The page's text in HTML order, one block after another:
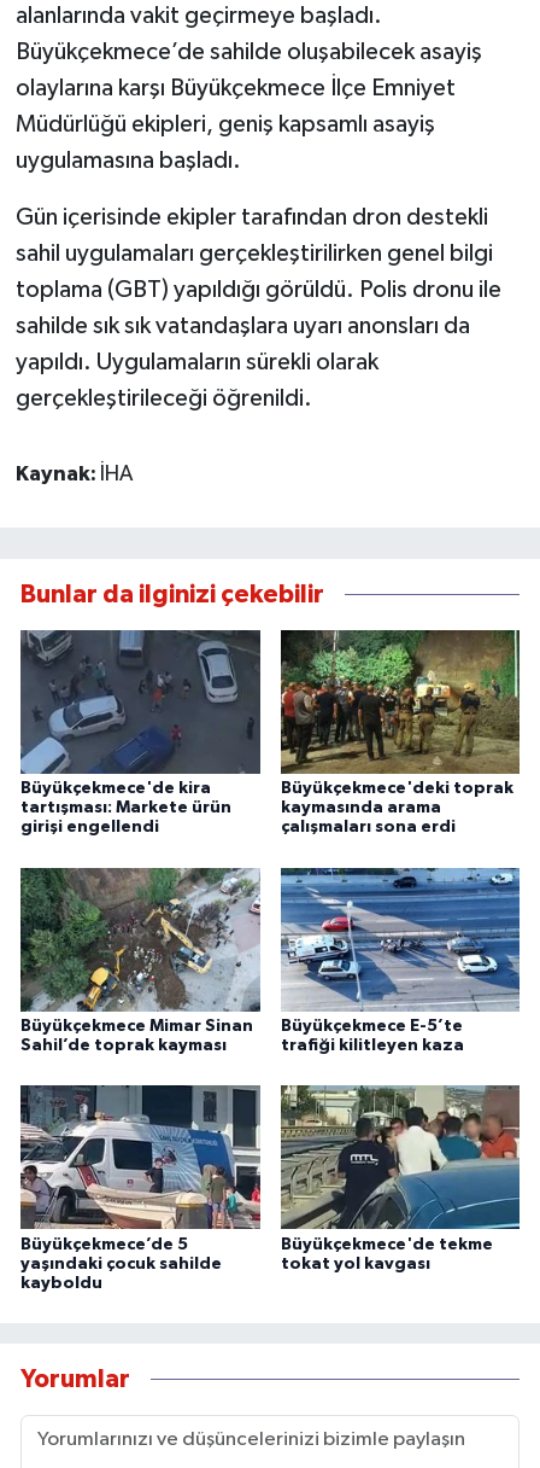
alanlarında vakit geçirmeye başladı.
Büyükçekmece’de sahilde oluşabilecek asayiş
olaylarına karşı Büyükçekmece İlçe Emniyet
Müdürlüğü ekipleri, geniş kapsamlı asayiş
uygulamasına başladı.
Gün içerisinde ekipler tarafından dron destekli
sahil uygulamaları gerçekleştirilirken genel bilgi
toplama (GBT) yapıldığı görüldü. Polis dronu ile
sahilde sık sık vatandaşlara uyarı anonsları da
yapıldı. Uygulamaların sürekli olarak
gerçekleştirileceği öğrenildi.
Kaynak: İHA
Bunlar da ilginizi çekebilir
Büyükçekmece'de kira
tartışması: Markete ürün
girişi engellendi
Büyükçekmece'deki toprak
kaymasında arama
çalışmaları sona erdi
Büyükçekmece Mimar Sinan
Sahil’de toprak kayması
Büyükçekmece E-5’te
trafiği kilitleyen kaza
Büyükçekmece’de 5
yaşındaki çocuk sahilde
kayboldu
Büyükçekmece'de tekme
tokat yol kavgası
Yorumlar